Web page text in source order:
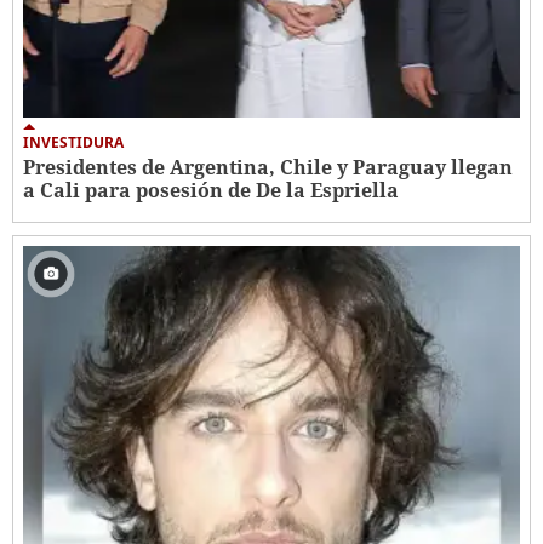
INVESTIDURA
Presidentes de Argentina, Chile y Paraguay llegan
a Cali para posesión de De la Espriella